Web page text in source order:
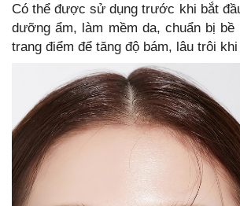
Có thể được sử dụng trước khi bắt
dưỡng ẩm, làm mềm da, chuẩn bị
trang điểm để tăng độ bám, lâu trôi